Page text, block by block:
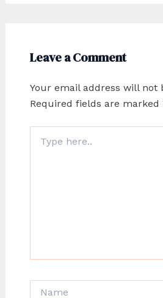
Leave a Comment
Your email address will not
Required fields are marked
here..